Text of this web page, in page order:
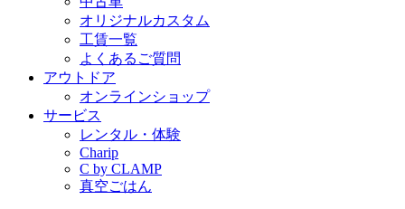
オリジナルカスタム
工賃一覧
よくあるご質問
アウトドア
オンラインショップ
サービス
レンタル・体験
Charip
C by CLAMP
真空ごはん